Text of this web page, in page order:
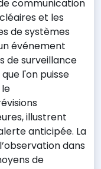
communication
et les
de systèmes
événement
de surveillance
l'on puisse
illustrent
anticipée. La
dans
de